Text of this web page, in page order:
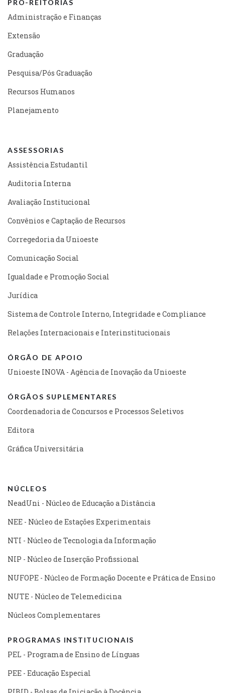
PRÓ-REITORIAS
Administração e Finanças
Extensão
Graduação
Pesquisa/Pós Graduação
Recursos Humanos
Planejamento
ASSESSORIAS
Assistência Estudantil
Auditoria Interna
Avaliação Institucional
Convênios e Captação de Recursos
Corregedoria da Unioeste
Comunicação Social
Igualdade e Promoção Social
Jurídica
Sistema de Controle Interno, Integridade e Compliance
Relações Internacionais e Interinstitucionais
ÓRGÃO DE APOIO
Unioeste INOVA - Agência de Inovação da Unioeste
ÓRGÃOS SUPLEMENTARES
Coordenadoria de Concursos e Processos Seletivos
Editora
Gráfica Universitária
NÚCLEOS
NeadUni - Núcleo de Educação a Distância
NEE - Núcleo de Estações Experimentais
NTI - Núcleo de Tecnologia da Informação
NIP - Núcleo de Inserção Profissional
NUFOPE - Núcleo de Formação Docente e Prática de Ensino
NUTE - Núcleo de Telemedicina
Núcleos Complementares
PROGRAMAS INSTITUCIONAIS
PEL - Programa de Ensino de Línguas
PEE - Educação Especial